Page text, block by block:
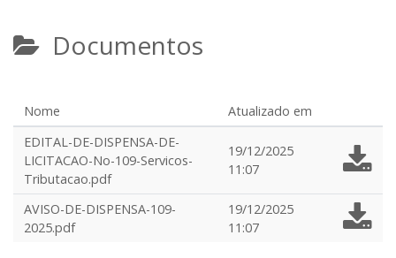
Documentos
Nome
Atualizado em
EDITAL-DE-DISPENSA-DE-
LICITACAO-No-109-Servicos-
Tributacao.pdf
19/12/2025
11:07
AVISO-DE-DISPENSA-109-
2025.pdf
19/12/2025
11:07